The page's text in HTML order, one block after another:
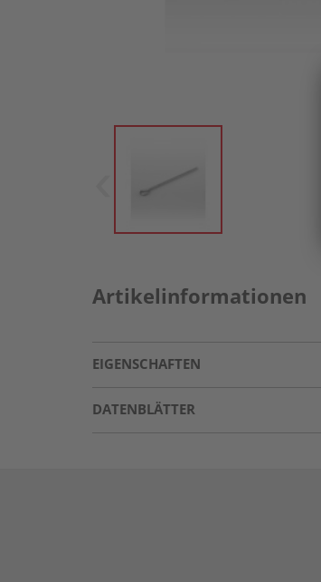
Artikelinformationen
EIGENSCHAFTEN
DATENBLÄTTER